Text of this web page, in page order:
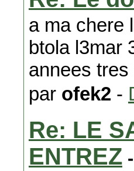
a ma chere
btola l3mar
annees
par ofek2 -
Re: LE
ENTREZ